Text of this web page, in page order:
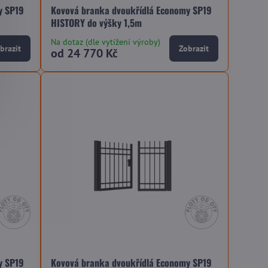
Kovová branka dvoukřídlá Economy SP19
HISTORY do výšky 1,5m
Na dotaz (dle vytížení výroby)
od 24 770 Kč Zobrazit
Kovová branka dvoukřídlá Economy SP19